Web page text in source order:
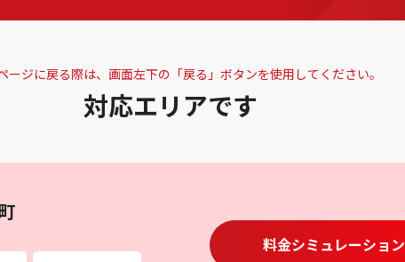
ージに戻る際は、画面左下の「戻る」ボタンを使用してください。
対応エリアです
料金シミュレーション